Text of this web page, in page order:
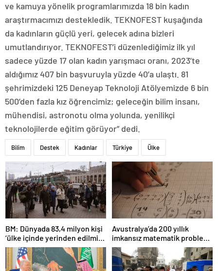
ve kamuya yönelik programlarımızda 18 bin kadın
araştırmacımızı destekledik. TEKNOFEST kuşağında
da kadınların güçlü yeri, gelecek adına bizleri
umutlandırıyor. TEKNOFEST’i düzenlediğimiz ilk yıl
sadece yüzde 17 olan kadın yarışmacı oranı, 2023’te
aldığımız 407 bin başvuruyla yüzde 40’a ulaştı. 81
şehrimizdeki 125 Deneyap Teknoloji Atölyemizde 6 bin
500’den fazla kız öğrencimiz; geleceğin bilim insanı,
mühendisi, astronotu olma yolunda, yenilikçi
teknolojilerde eğitim görüyor” dedi.
Bilim Destek Kadınlar Türkiye Ülke
BM: Dünyada 83,4 milyon kişi
‘ülke içinde yerinden edilmiş’
olarak yaşıyor
Avustralya’da 200 yıllık
imkansız matematik problemi
çözüldü